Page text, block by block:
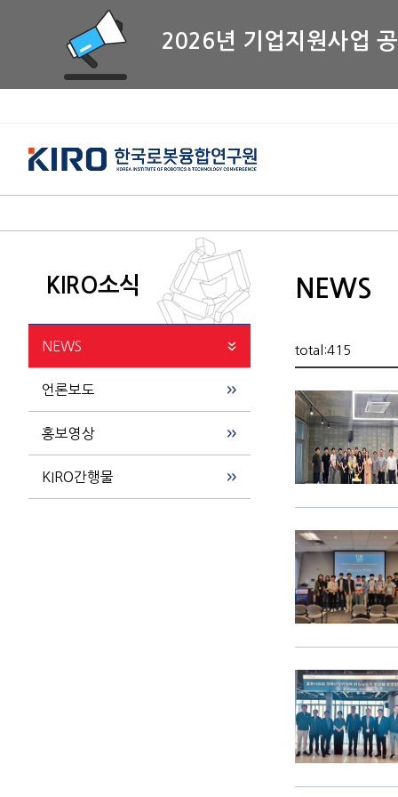
2026년 기업지원사업
KIRO소식
NEWS
언론보도
홍보영상
KIRO간행물
NEWS
total:415